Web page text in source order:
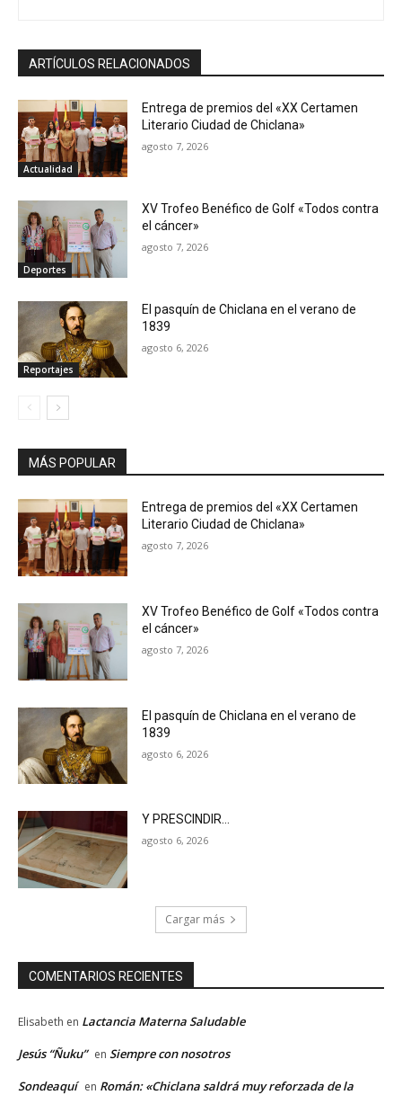
ARTÍCULOS RELACIONADOS
Actualidad
Entrega de premios del «XX Certamen
Literario Ciudad de Chiclana»
agosto 7, 2026
Deportes
XV Trofeo Benéfico de Golf «Todos contra
el cáncer»
agosto 7, 2026
Reportajes
El pasquín de Chiclana en el verano de
1839
agosto 6, 2026
MÁS POPULAR
Entrega de premios del «XX Certamen
Literario Ciudad de Chiclana»
agosto 7, 2026
XV Trofeo Benéfico de Golf «Todos contra
el cáncer»
agosto 7, 2026
El pasquín de Chiclana en el verano de
1839
agosto 6, 2026
Y PRESCINDIR…
agosto 6, 2026
Cargar más
COMENTARIOS RECIENTES
Elisabeth en Lactancia Materna Saludable
Jesús “Ñuku” en Siempre con nosotros
Sondeaquí en Román: «Chiclana saldrá muy reforzada de la